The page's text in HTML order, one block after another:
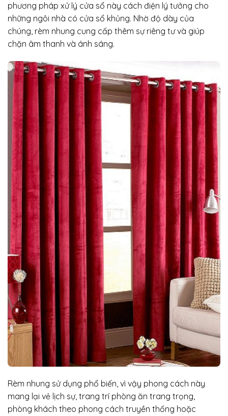
phương pháp xử lý cửa sổ này cách điện lý tưởng cho
những ngôi nhà có cửa sổ khủng. Nhờ độ dày của
chúng, rèm nhung cung cấp thêm sự riêng tư và giúp
chặn âm thanh và ánh sáng.
Rèm nhung sử dụng phổ biến, vì vậy phong cách này
mang lại vẻ lịch sự, trang trí phòng ăn trang trọng,
phòng khách theo phong cách truyền thống hoặc